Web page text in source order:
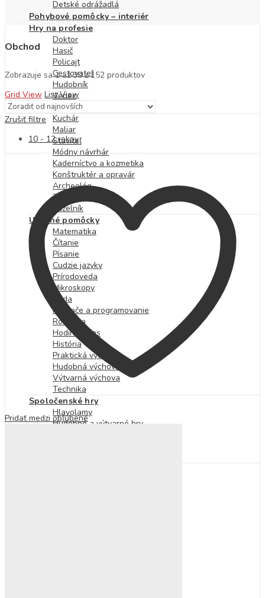
Detské odrážadlá
Pohybové pomôcky – interiér
Hry na profesie
Doktor
Hasič
Policajt
Cestovateľ
Hudobník
Vedec
Kozmonaut
Kuchár
Maliar
Staviteľ
Módny návrhár
Kaderníctvo a kozmetika
Konštruktér a opravár
Archeológ
Záhradkár
Kúzelník
Učebné pomôcky
Matematika
Čítanie
Písanie
Cudzie jazyky
Prírodoveda
Mikroskopy
Veda
Počítače a programovanie
Robotika
Hodiny a čas
História
Praktická výchova
Hudobná výchova
Výtvarná výchova
Technika
Spoločenské hry
Hlavolamy
Hudobné a výtvarné hry
Obchod
Zobrazuje sa 1 až 30 z 152 produktovZoradené
Grid View List View
Zrušiť filtre
10 - 12 rokov
Pridať medzi obľúbené